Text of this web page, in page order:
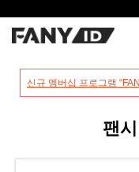
신규 멤버십 프로그램
팬